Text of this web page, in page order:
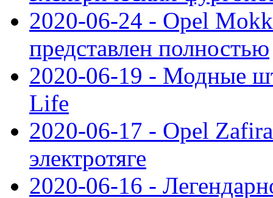
2020-06-24 - Opel
представлен полностью
2020-06-19 - Модные
Life
2020-06-17 - Opel
электротяге
2020-06-16 -